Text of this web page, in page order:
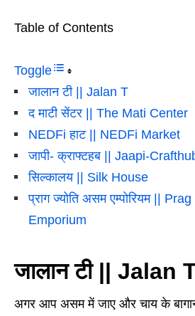
Table of Contents
Toggle
जालान टी || Jalan T
द माटी सेंटर || The Mati Center
NEDFi हाट || NEDFi Market
जापी- क्राफ्टहब || Jaapi-
सिल्कालय || Silk House
प्राग ज्योति असम एम्पोरियम ||
Emporium
जालान टी || Jalan
अगर आप असम में जाए और चाय के बागान